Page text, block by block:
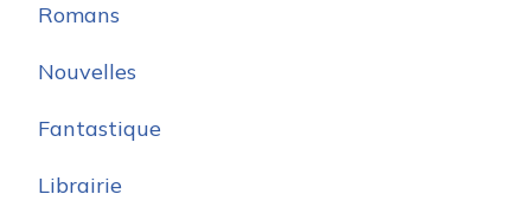
Romans
Nouvelles
Fantastique
Librairie